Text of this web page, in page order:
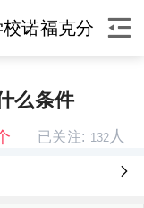
诺福克分 
么条件
已关注: 132 人
